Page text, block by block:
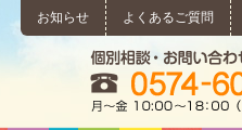
お知らせ よくあるご質問